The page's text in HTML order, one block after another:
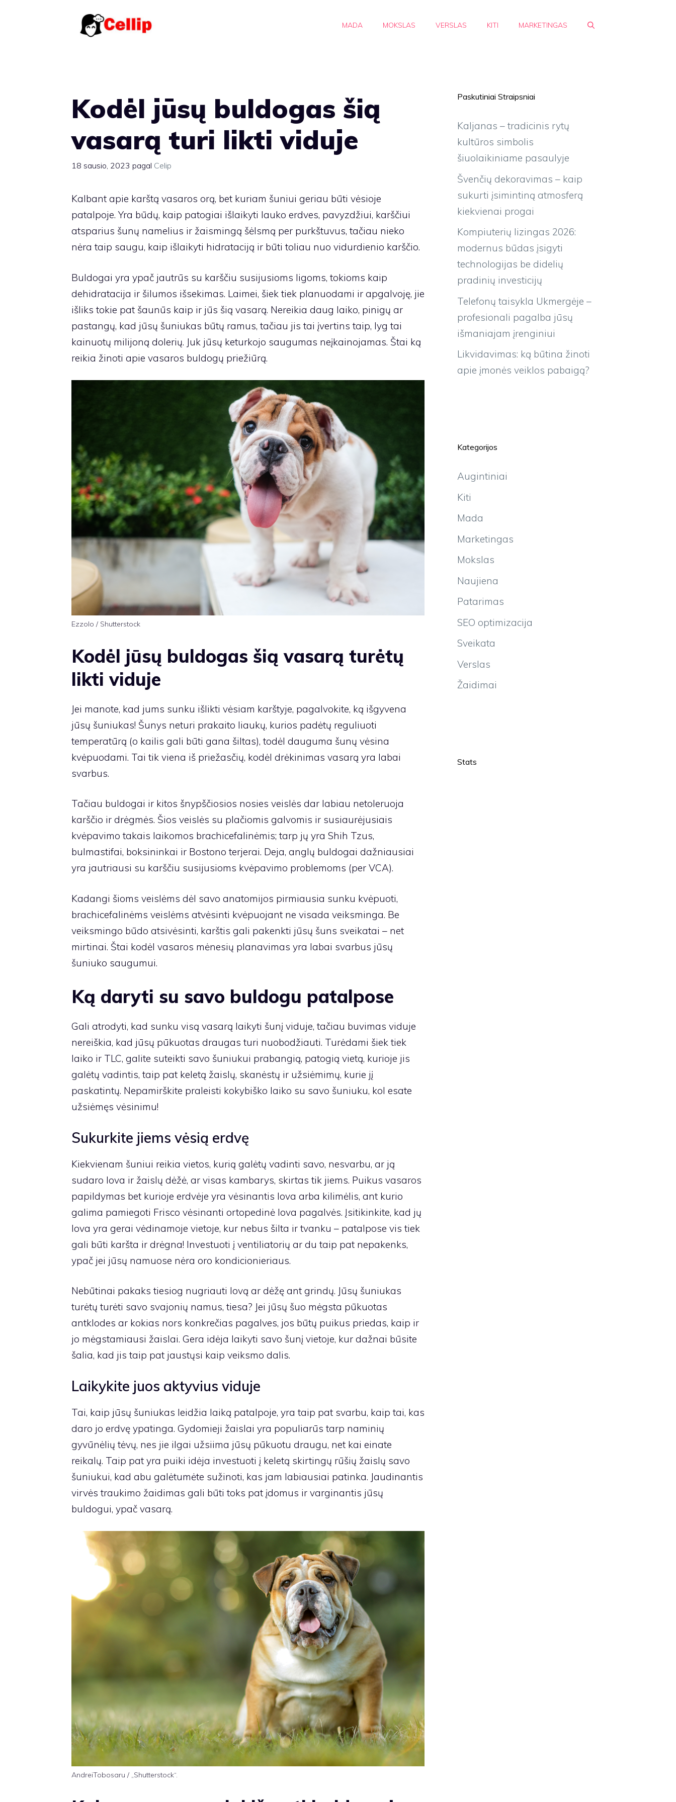
MADA MOKSLAS VERSLAS KITI MARKETINGAS
Kodėl jūsų buldogas šią
vasarą turi likti viduje
18 sausio, 2023 pagal Celip
Kalbant apie karštą vasaros orą, bet kuriam šuniui geriau būti vėsioje
patalpoje. Yra būdų, kaip patogiai išlaikyti lauko erdves, pavyzdžiui, karščiui
atsparius šunų namelius ir žaismingą šėlsmą per purkštuvus, tačiau nieko
nėra taip saugu, kaip išlaikyti hidrataciją ir būti toliau nuo vidurdienio karščio.
Buldogai yra ypač jautrūs su karščiu susijusioms ligoms, tokioms kaip
dehidratacija ir šilumos išsekimas. Laimei, šiek tiek planuodami ir apgalvoję, jie
išliks tokie pat šaunūs kaip ir jūs šią vasarą. Nereikia daug laiko, pinigų ar
pastangų, kad jūsų šuniukas būtų ramus, tačiau jis tai įvertins taip, lyg tai
kainuotų milijoną dolerių. Juk jūsų keturkojo saugumas neįkainojamas. Štai ką
reikia žinoti apie vasaros buldogų priežiūrą.
Ezzolo / Shutterstock
Kodėl jūsų buldogas šią vasarą turėtų
likti viduje
Jei manote, kad jums sunku išlikti vėsiam karštyje, pagalvokite, ką išgyvena
jūsų šuniukas! Šunys neturi prakaito liaukų, kurios padėtų reguliuoti
temperatūrą (o kailis gali būti gana šiltas), todėl dauguma šunų vėsina
kvėpuodami. Tai tik viena iš priežasčių, kodėl drėkinimas vasarą yra labai
svarbus.
Tačiau buldogai ir kitos šnypščiosios nosies veislės dar labiau netoleruoja
karščio ir drėgmės. Šios veislės su plačiomis galvomis ir susiaurėjusiais
kvėpavimo takais laikomos brachicefalinėmis; tarp jų yra Shih Tzus,
bulmastifai, boksininkai ir Bostono terjerai. Deja, anglų buldogai dažniausiai
yra jautriausi su karščiu susijusioms kvėpavimo problemoms (per VCA).
Kadangi šioms veislėms dėl savo anatomijos pirmiausia sunku kvėpuoti,
brachicefalinėms veislėms atvėsinti kvėpuojant ne visada veiksminga. Be
veiksmingo būdo atsivėsinti, karštis gali pakenkti jūsų šuns sveikatai – net
mirtinai. Štai kodėl vasaros mėnesių planavimas yra labai svarbus jūsų
šuniuko saugumui.
Ką daryti su savo buldogu patalpose
Gali atrodyti, kad sunku visą vasarą laikyti šunį viduje, tačiau buvimas viduje
nereiškia, kad jūsų pūkuotas draugas turi nuobodžiauti. Turėdami šiek tiek
laiko ir TLC, galite suteikti savo šuniukui prabangią, patogią vietą, kurioje jis
galėtų vadintis, taip pat keletą žaislų, skanėstų ir užsiėmimų, kurie jį
paskatintų. Nepamirškite praleisti kokybiško laiko su savo šuniuku, kol esate
užsiėmęs vėsinimu!
Sukurkite jiems vėsią erdvę
Kiekvienam šuniui reikia vietos, kurią galėtų vadinti savo, nesvarbu, ar ją
sudaro lova ir žaislų dėžė, ar visas kambarys, skirtas tik jiems. Puikus vasaros
papildymas bet kurioje erdvėje yra vėsinantis lova arba kilimėlis, ant kurio
galima pamiegoti Frisco vėsinanti ortopedinė lova pagalvės. Įsitikinkite, kad jų
lova yra gerai vėdinamoje vietoje, kur nebus šilta ir tvanku – patalpose vis tiek
gali būti karšta ir drėgna! Investuoti į ventiliatorių ar du taip pat nepakenks,
ypač jei jūsų namuose nėra oro kondicionieriaus.
Nebūtinai pakaks tiesiog nugriauti lovą ar dėžę ant grindų. Jūsų šuniukas
turėtų turėti savo svajonių namus, tiesa? Jei jūsų šuo mėgsta pūkuotas
antklodes ar kokias nors konkrečias pagalves, jos būtų puikus priedas, kaip ir
jo mėgstamiausi žaislai. Gera idėja laikyti savo šunį vietoje, kur dažnai būsite
šalia, kad jis taip pat jaustųsi kaip veiksmo dalis.
Laikykite juos aktyvius viduje
Tai, kaip jūsų šuniukas leidžia laiką patalpoje, yra taip pat svarbu, kaip tai, kas
daro jo erdvę ypatinga. Gydomieji žaislai yra populiarūs tarp naminių
gyvūnėlių tėvų, nes jie ilgai užsiima jūsų pūkuotu draugu, net kai einate
reikalų. Taip pat yra puiki idėja investuoti į keletą skirtingų rūšių žaislų savo
šuniukui, kad abu galėtumėte sužinoti, kas jam labiausiai patinka. Jaudinantis
virvės traukimo žaidimas gali būti toks pat įdomus ir varginantis jūsų
buldogui, ypač vasarą.
AndreiTobosaru / „Shutterstock“.
Paskutiniai Straipsniai
Kaljanas – tradicinis rytų
kultūros simbolis
šiuolaikiniame pasaulyje
Švenčių dekoravimas – kaip
sukurti įsimintiną atmosferą
kiekvienai progai
Kompiuterių lizingas 2026:
modernus būdas įsigyti
technologijas be didelių
pradinių investicijų
Telefonų taisykla Ukmergėje –
profesionali pagalba jūsų
išmaniajam įrenginiui
Likvidavimas: ką būtina žinoti
apie įmonės veiklos pabaigą?
Kategorijos
Augintiniai
Kiti
Mada
Marketingas
Mokslas
Naujiena
Patarimas
SEO optimizacija
Sveikata
Verslas
Žaidimai
Stats